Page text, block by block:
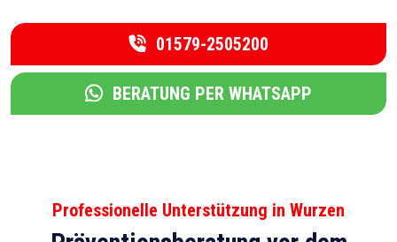
01579-2505200
BERATUNG PER WHATSAPP
Professionelle Unterstützung in Wurzen